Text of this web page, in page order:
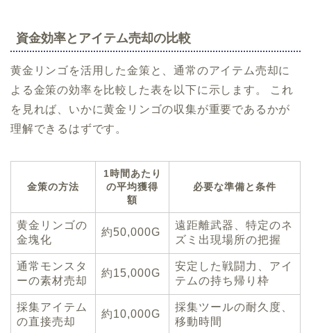
資金効率とアイテム売却の比較
黄金リンゴを活用した金策と、通常のアイテム売却に
よる金策の効率を比較した表を以下に示します。 これ
を見れば、いかに黄金リンゴの収集が重要であるかが
理解できるはずです。
金策の方法
1時間あたり
の平均獲得
額
必要な準備と条件
黄金リンゴの
金塊化
約50,000G
遠距離武器、特定のネ
ズミ出現場所の把握
通常モンスタ
ーの素材売却
約15,000G
安定した戦闘力、アイ
テムの持ち帰り枠
採集アイテム
の直接売却
約10,000G
採集ツールの耐久度、
移動時間